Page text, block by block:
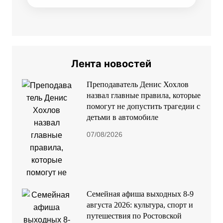
Лента новостей
Преподаватель Денис Хохлов
назвал главные правила, которые
помогут не допустить трагедии с
детьми в автомобиле
07/08/2026
Семейная афиша выходных 8-9
августа 2026: культура, спорт и
путешествия по Ростовской